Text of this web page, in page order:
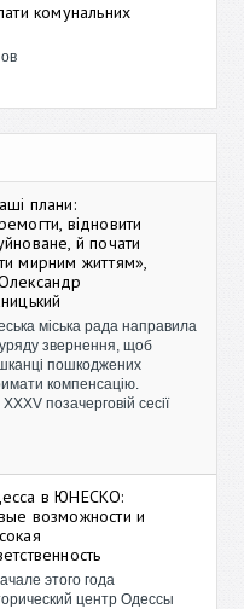
комунальних
плани:
відновити
й почати
мирним життям»,
міська рада направила
звернення, щоб
пошкоджених
компенсацію.
позачерговій сесії
в ЮНЕСКО:
возможности и
этого года
центр Одессы